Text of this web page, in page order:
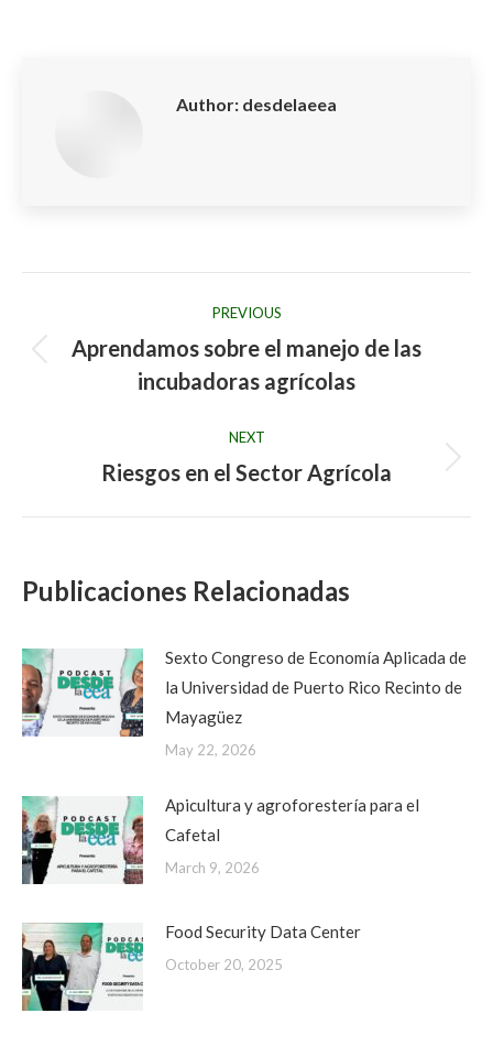
Author: desdelaeea
navigation
PREVIOUS
Previous
post:
Aprendamos sobre el manejo de las
incubadoras agrícolas
NEXT
Next
Riesgos en el Sector Agrícola
Publicaciones Relacionadas
Sexto Congreso de Economía Aplicada de
la Universidad de Puerto Rico Recinto de
Mayagüez
May 22, 2026
Apicultura y agroforestería para el
Cafetal
March 9, 2026
Food Security Data Center
October 20, 2025